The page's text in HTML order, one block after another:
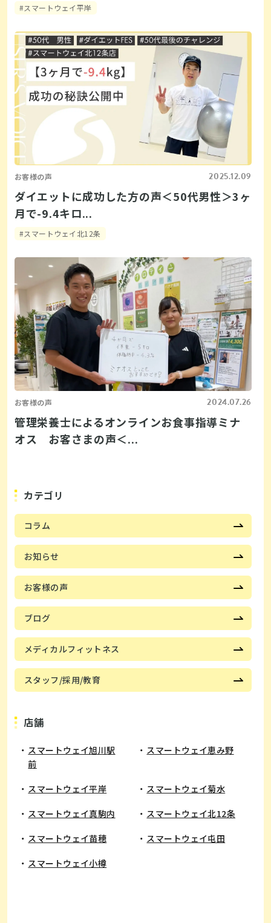
#​スマートウェイ平岸
お客様の声 2025.12.09
ダイエットに成功した方の声＜50代男性＞3ヶ
月で-9.4キロ...
#スマートウェイ北12条
お客様の声 2024.07.26
管理栄養士によるオンラインお食事指導ミナ
オス お客さまの声＜...
カテゴリ
コラム
お知らせ
お客様の声
ブログ
メディカルフィットネス
スタッフ/採用/教育
店舗
スマートウェイ旭川駅
前
スマートウェイ恵み野
​スマートウェイ平岸 スマートウェイ菊水
スマートウェイ真駒内 スマートウェイ北12条
スマートウェイ苗穂 スマートウェイ屯田
スマートウェイ小樽